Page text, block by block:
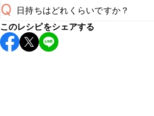
Q 日持ちはどれくらいですか？
保存期間は冷蔵で当日中が目安で
し上がりください。
このレシピをシェアする